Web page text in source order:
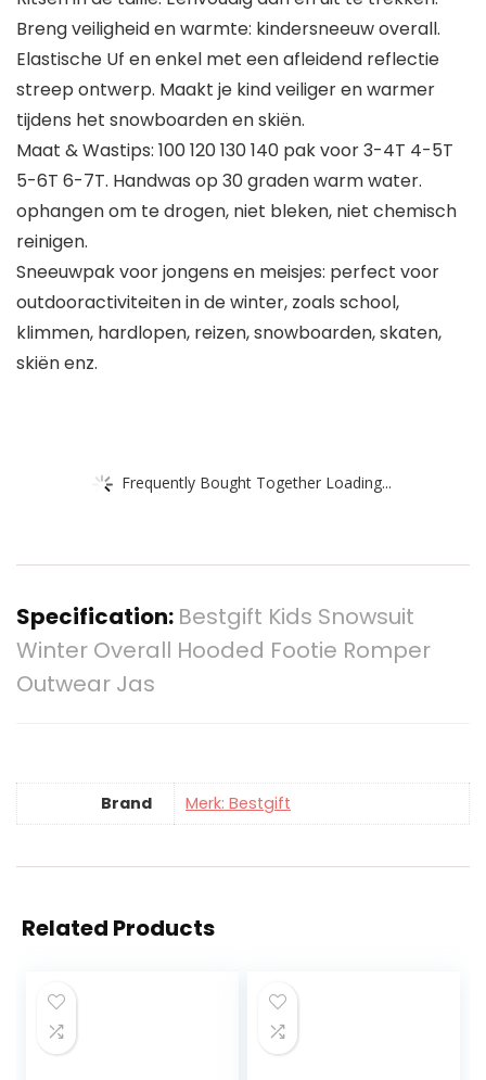
Breng veiligheid en warmte: kindersneeuw overall.
Elastische Uf en enkel met een afleidend reflectie
streep ontwerp. Maakt je kind veiliger en warmer
tijdens het snowboarden en skiën.
Maat & Wastips: 100 120 130 140 pak voor 3-4T 4-5T
5-6T 6-7T. Handwas op 30 graden warm water.
ophangen om te drogen, niet bleken, niet chemisch
reinigen.
Sneeuwpak voor jongens en meisjes: perfect voor
outdooractiviteiten in de winter, zoals school,
klimmen, hardlopen, reizen, snowboarden, skaten,
skiën enz.
Frequently Bought Together Loading...
Specification: Bestgift Kids Snowsuit
Winter Overall Hooded Footie Romper
Outwear Jas
Brand Merk: Bestgift
Related Products